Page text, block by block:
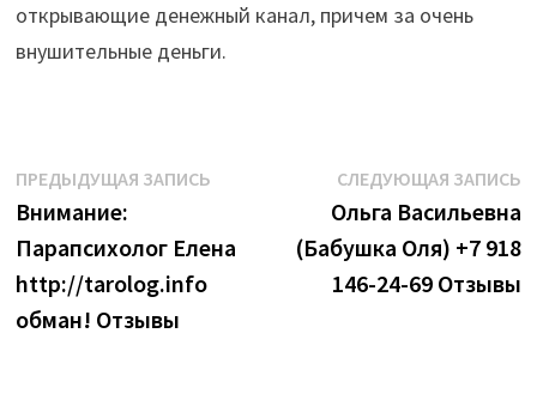
открывающие денежный канал, причем за очень
внушительные деньги.
Навигация
по
записям
ПРЕДЫДУЩАЯ ЗАПИСЬПредыдущая
Внимание:
Парапсихолог Елена
http://tarolog.info
обман! Отзывы
СЛЕДУЮЩАЯ ЗАПИСЬ
Ольга Васильевна
(Бабушка Оля) +7 918
146-24-69 Отзывы